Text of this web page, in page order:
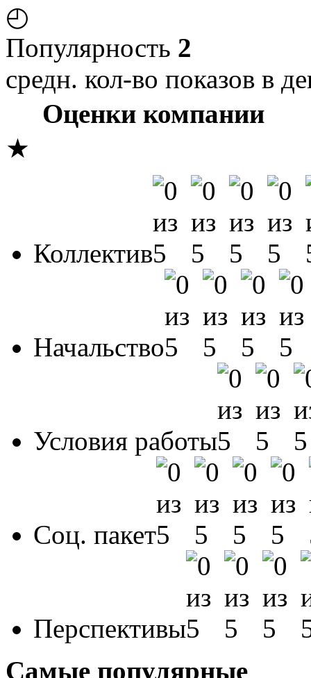
◴
Популярность 2
средн. кол-во показов в
Оценки компании
★
Коллектив
Начальство
Условия работы
Соц. пакет
Перспективы
Самые популярные